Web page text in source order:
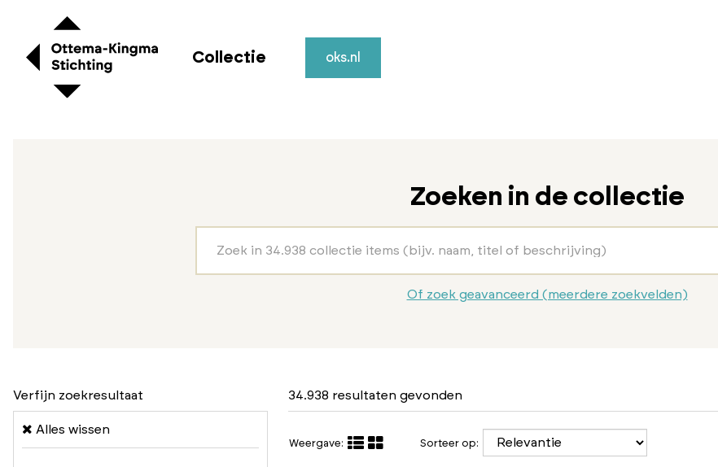
Collectie oks.nl
Zoeken in de collectie
Of zoek geavanceerd (meerdere zoekvelden)
Verfijn zoekresultaat
Alles wissen
34.938 resultaten gevonden
Weergave: Sorteer op: